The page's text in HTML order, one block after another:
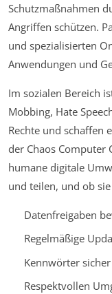
Schutzmaßnahmen
Angriffen schützen.
und spezialisierten
Anwendungen und
Im sozialen Bereich
Mobbing, Hate
Rechte und schaffen
der Chaos Computer
humane digitale
und teilen, und ob
Datenfreigaben
Regelmäßige
Kennwörter
Respektvollen